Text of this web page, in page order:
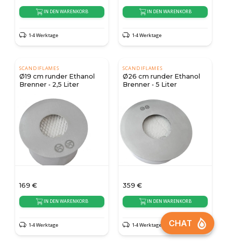
IN DEN WARENKORB
1-4 Werktage
IN DEN WARENKORB
1-4 Werktage
SCANDIFLAMES
Ø19 cm runder Ethanol
Brenner - 2,5 Liter
169 €
IN DEN WARENKORB
1-4 Werktage
SCANDIFLAMES
Ø26 cm runder Ethanol
Brenner - 5 Liter
359 €
IN DEN WARENKORB
1-4 Werktage